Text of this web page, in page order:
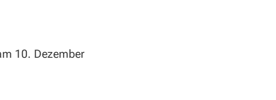
10. Dezember